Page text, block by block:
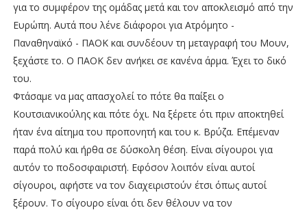
για το συμφέρον της ομάδας μετά και τον αποκλεισμό από την
Ευρώπη. Αυτά που λένε διάφοροι για Ατρόμητο -
Παναθηναϊκό - ΠΑΟΚ και συνδέουν τη μεταγραφή του Μουν,
ξεχάστε το. Ο ΠΑΟΚ δεν ανήκει σε κανένα άρμα. Έχει το δικό
του.
Φτάσαμε να μας απασχολεί το πότε θα παίξει ο
Κουτσιανικούλης και πότε όχι. Να ξέρετε ότι πριν αποκτηθεί
ήταν ένα αίτημα του προπονητή και του κ. Βρύζα. Επέμεναν
παρά πολύ και ήρθα σε δύσκολη θέση. Είναι σίγουροι για
αυτόν το ποδοσφαιριστή. Εφόσον λοιπόν είναι αυτοί
σίγουροι, αφήστε να τον διαχειριστούν έτσι όπως αυτοί
ξέρουν. Το σίγουρο είναι ότι δεν θέλουν να τον